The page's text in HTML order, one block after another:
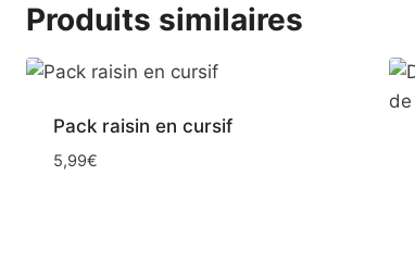
Produits similaires
Pack raisin en cursif
5,99€